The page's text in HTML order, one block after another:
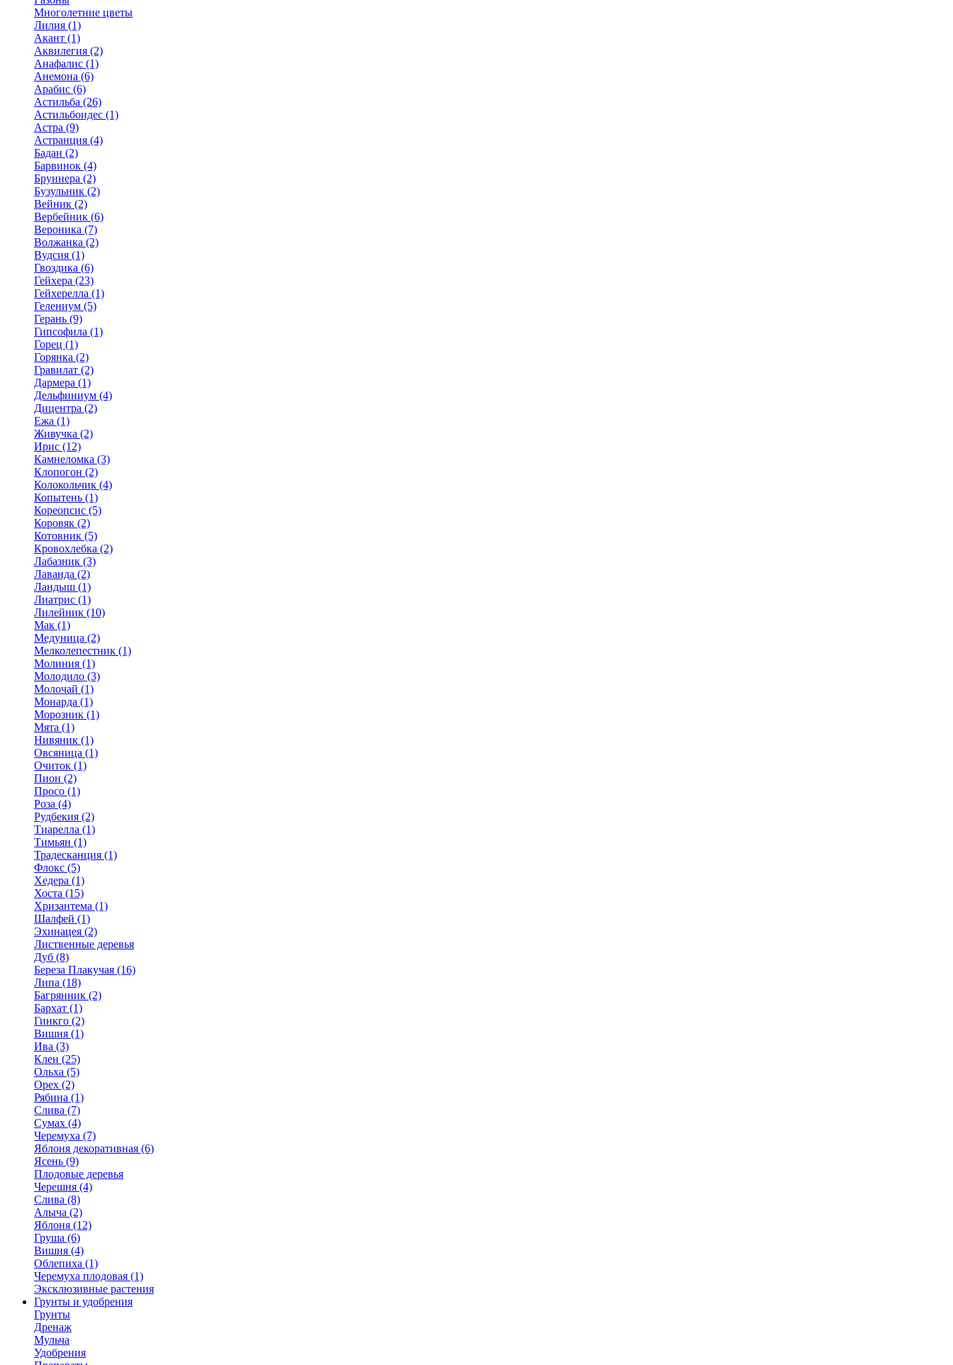
Многолетние цветы
Лилия (1)
Акант (1)
Аквилегия (2)
Анафалис (1)
Анемона (6)
Арабис (6)
Астильба (26)
Астильбоидес (1)
Астра (9)
Астранция (4)
Бадан (2)
Барвинок (4)
Бруннера (2)
Бузульник (2)
Вейник (2)
Вербейник (6)
Вероника (7)
Волжанка (2)
Вудсия (1)
Гвоздика (6)
Гейхера (23)
Гейхерелла (1)
Гелениум (5)
Герань (9)
Гипсофила (1)
Горец (1)
Горянка (2)
Гравилат (2)
Дармера (1)
Дельфиниум (4)
Дицентра (2)
Ежа (1)
Живучка (2)
Ирис (12)
Камнеломка (3)
Клопогон (2)
Колокольчик (4)
Копытень (1)
Кореопсис (5)
Коровяк (2)
Котовник (5)
Кровохлебка (2)
Лабазник (3)
Лаванда (2)
Ландыш (1)
Лиатрис (1)
Лилейник (10)
Мак (1)
Медуница (2)
Мелколепестник (1)
Молиния (1)
Молодило (3)
Молочай (1)
Монарда (1)
Морозник (1)
Мята (1)
Нивяник (1)
Овсяница (1)
Очиток (1)
Пион (2)
Просо (1)
Роза (4)
Рудбекия (2)
Тиарелла (1)
Тимьян (1)
Традесканция (1)
Флокс (5)
Хедера (1)
Хоста (15)
Хризантема (1)
Шалфей (1)
Эхинацея (2)
Лиственные деревья
Дуб (8)
Береза Плакучая (16)
Липа (18)
Багрянник (2)
Бархат (1)
Гинкго (2)
Вишня (1)
Ива (3)
Клен (25)
Ольха (5)
Орех (2)
Рябина (1)
Слива (7)
Сумах (4)
Черемуха (7)
Яблоня декоративная (6)
Ясень (9)
Плодовые деревья
Черешня (4)
Слива (8)
Алыча (2)
Яблоня (12)
Груша (6)
Вишня (4)
Облепиха (1)
Черемуха плодовая (1)
Эксклюзивные растения
Грунты и удобрения
Грунты
Дренаж
Мульча
Удобрения